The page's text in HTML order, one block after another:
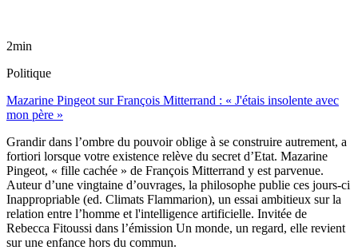
2min
Politique
Mazarine Pingeot sur François Mitterrand : « J'étais insolente avec
mon père »
Grandir dans l’ombre du pouvoir oblige à se construire autrement, a
fortiori lorsque votre existence relève du secret d’Etat. Mazarine
Pingeot, « fille cachée » de François Mitterrand y est parvenue.
Auteur d’une vingtaine d’ouvrages, la philosophe publie ces jours-ci
Inappropriable (ed. Climats Flammarion), un essai ambitieux sur la
relation entre l’homme et l'intelligence artificielle. Invitée de
Rebecca Fitoussi dans l’émission Un monde, un regard, elle revient
sur une enfance hors du commun.